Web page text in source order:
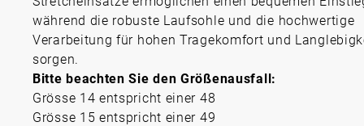
während die robuste Laufsohle und die hochwertige
Verarbeitung für hohen Tragekomfort und
sorgen.
Bitte beachten Sie den Größenausfall:
Grösse 14 entspricht einer 48
Grösse 15 entspricht einer 49